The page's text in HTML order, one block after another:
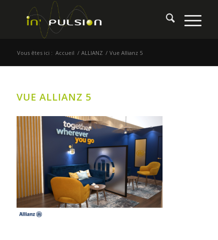
Vous êtes ici : Accueil / ALLIANZ / Vue Allianz 5
VUE ALLIANZ 5